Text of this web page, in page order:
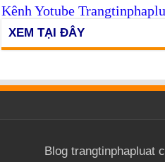
Kênh Yotube
XEM TẠI ĐÂY
Blog trangtinphapluat